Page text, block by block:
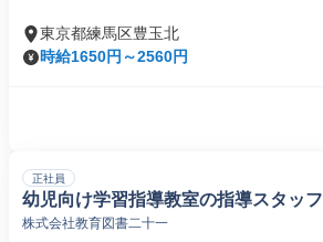
東京都練馬区豊玉北
時給1650円～2560円
正社員
幼児向け学習指導教室の指導スタッフ
株式会社教育図書二十一